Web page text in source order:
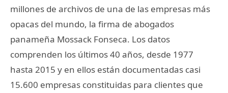
millones de archivos de una de las empresas más
opacas del mundo, la firma de abogados
panameña Mossack Fonseca. Los datos
comprenden los últimos 40 años, desde 1977
hasta 2015 y en ellos están documentadas casi
15.600 empresas constituidas para clientes que